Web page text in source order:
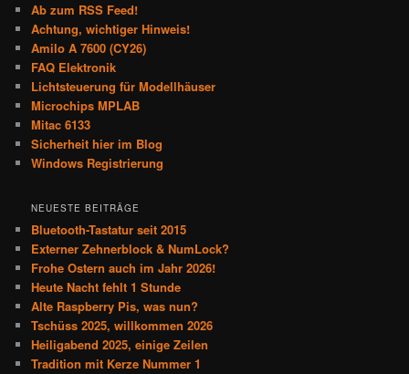
Ab zum RSS Feed!
Achtung, wichtiger Hinweis!
Amilo A 7600 (CY26)
FAQ Elektronik
Lichtsteuerung für Modellhäuser
Microchips MPLAB
Mitac 6133
Sicherheit hier im Blog
Windows Registrierung
NEUESTE BEITRÄGE
Bluetooth-Tastatur seit 2015
Externer Zehnerblock & NumLock?
Frohe Ostern auch im Jahr 2026!
Heute Nacht fehlt 1 Stunde
Alte Raspberry Pis, was nun?
Tschüss 2025, willkommen 2026
Heiligabend 2025, einige Zeilen
Tradition mit Kerze Nummer 1